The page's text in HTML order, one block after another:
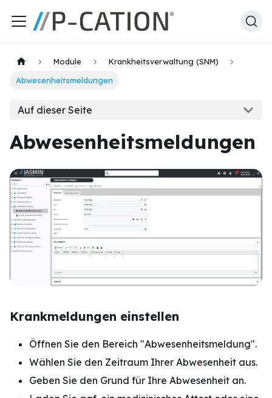
Module
Krankheitsverwaltung (SNM)
Abwesenheitsmeldungen
Auf dieser Seite
Abwesenheitsmeldungen
Krankmeldungen einstellen
Öffnen Sie den Bereich "Abwesenheitsmeldung".
Wählen Sie den Zeitraum Ihrer Abwesenheit aus.
Geben Sie den Grund für Ihre Abwesenheit an.